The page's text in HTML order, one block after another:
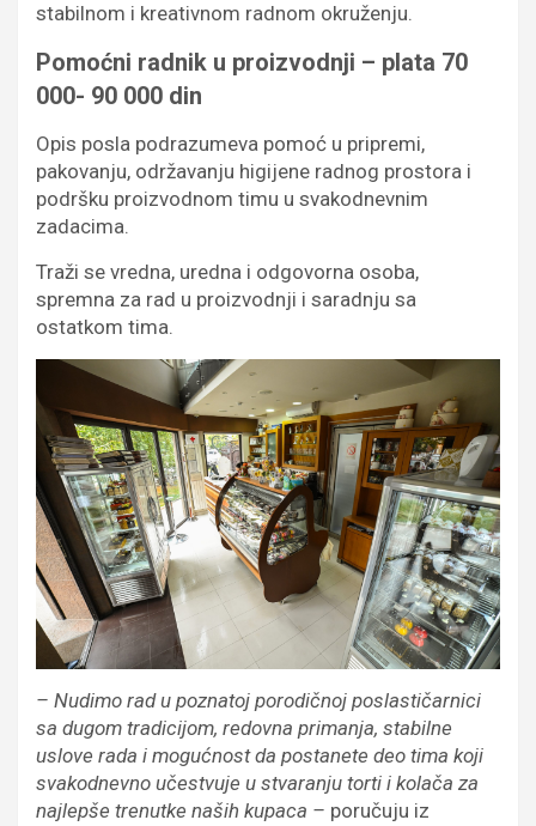
stabilnom i kreativnom radnom okruženju.
Pomoćni radnik u proizvodnji – plata 70
000- 90 000 din
Opis posla podrazumeva pomoć u pripremi,
pakovanju, održavanju higijene radnog prostora i
podršku proizvodnom timu u svakodnevnim
zadacima.
Traži se vredna, uredna i odgovorna osoba,
spremna za rad u proizvodnji i saradnju sa
ostatkom tima.
– Nudimo rad u poznatoj porodičnoj poslastičarnici
sa dugom tradicijom, redovna primanja, stabilne
uslove rada i mogućnost da postanete deo tima koji
svakodnevno učestvuje u stvaranju torti i kolača za
najlepše trenutke naših kupaca – poručuju iz